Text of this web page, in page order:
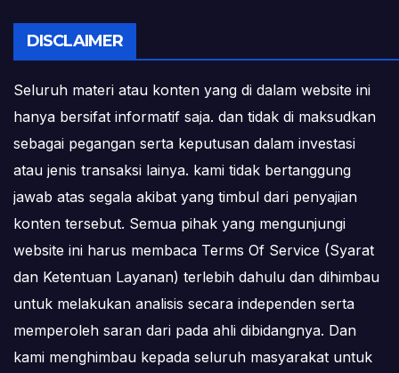
DISCLAIMER
Seluruh materi atau konten yang di dalam website ini
hanya bersifat informatif saja. dan tidak di maksudkan
sebagai pegangan serta keputusan dalam investasi
atau jenis transaksi lainya. kami tidak bertanggung
jawab atas segala akibat yang timbul dari penyajian
konten tersebut. Semua pihak yang mengunjungi
website ini harus membaca Terms Of Service (Syarat
dan Ketentuan Layanan) terlebih dahulu dan dihimbau
untuk melakukan analisis secara independen serta
memperoleh saran dari pada ahli dibidangnya. Dan
kami menghimbau kepada seluruh masyarakat untuk